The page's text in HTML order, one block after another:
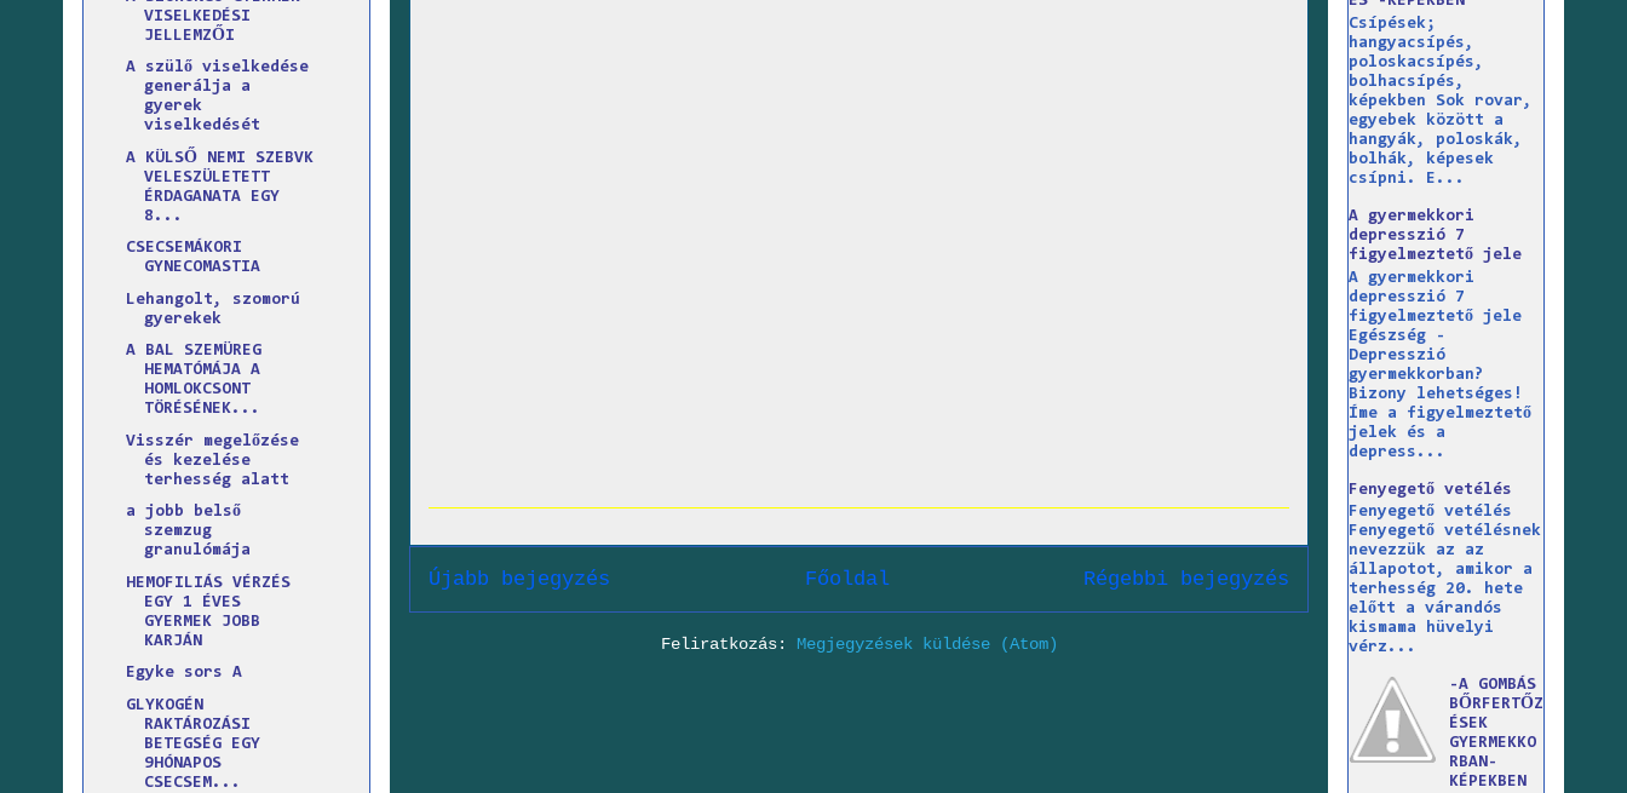
Újabb bejegyzés Régebbi bejegyzés
Főoldal
Feliratkozás: Megjegyzések küldése (Atom)
VISELKEDÉSI
JELLEMZŐI
A szülő viselkedése
generálja a
gyerek
viselkedését
A KÜLSŐ NEMI SZEBVK
VELESZÜLETETT
ÉRDAGANATA EGY
8...
CSECSEMÁKORI
GYNECOMASTIA
Lehangolt, szomorú
gyerekek
A BAL SZEMÜREG
HEMATÓMÁJA A
HOMLOKCSONT
TÖRÉSÉNEK...
Visszér megelőzése
és kezelése
terhesség alatt
a jobb belső
szemzug
granulómája
HEMOFILIÁS VÉRZÉS
EGY 1 ÉVES
GYERMEK JOBB
KARJÁN
Egyke sors A
GLYKOGÉN
RAKTÁROZÁSI
BETEGSÉG EGY
9HÓNAPOS
CSECSEM...
Csípések;
hangyacsípés,
poloskacsípés,
bolhacsípés,
képekben Sok rovar,
egyebek között a
hangyák, poloskák,
bolhák, képesek
csípni. E...
A gyermekkori
depresszió 7
figyelmeztető jele
A gyermekkori
depresszió 7
figyelmeztető jele
Egészség -
Depresszió
gyermekkorban?
Bizony lehetséges!
Íme a figyelmeztető
jelek és a
depress...
Fenyegető vetélés
Fenyegető vetélés
Fenyegető vetélésnek
nevezzük az az
állapotot, amikor a
terhesség 20. hete
előtt a várandós
kismama hüvelyi
vérz...
-A GOMBÁS
BŐRFERTŐZ
ÉSEK
GYERMEKKO
RBAN-
KÉPEKBEN